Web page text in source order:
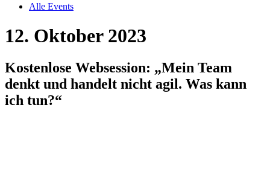
Alle Events
12. Oktober 2023
Kostenlose Websession: „Mein Team
denkt und handelt nicht agil. Was kann
ich tun?“